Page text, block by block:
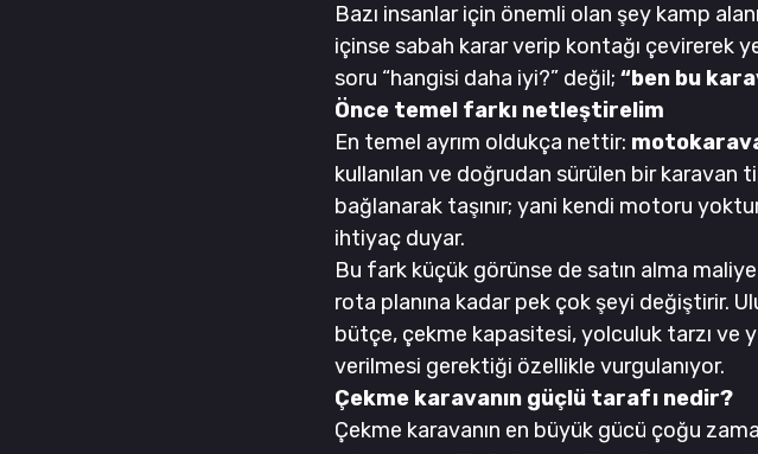
Bazı insanlar için önemli olan şey kamp
içinse sabah karar verip kontağı çevirerek
soru “hangisi daha iyi?” değil; “ben bu
Önce temel farkı netleştirelim
En temel ayrım oldukça nettir:
kullanılan ve doğrudan sürülen bir karavan
bağlanarak taşınır; yani kendi motoru
ihtiyaç duyar.
Bu fark küçük görünse de satın alma
rota planına kadar pek çok şeyi değiştirir.
bütçe, çekme kapasitesi, yolculuk tarzı ve
verilmesi gerektiği özellikle vurgulanıyor.
Çekme karavanın güçlü tarafı nedir?
Çekme karavanın en büyük gücü çoğu